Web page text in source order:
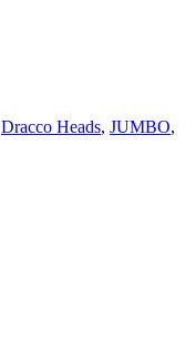
Dracco Heads, JUMBO,